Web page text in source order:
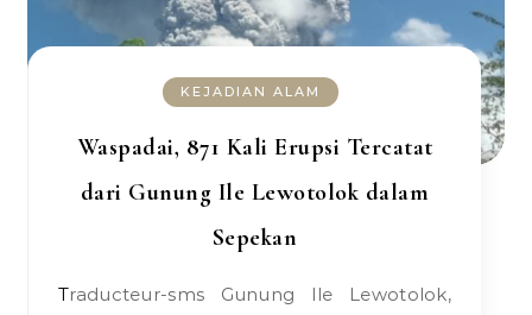
KEJADIAN ALAM
Waspadai, 871 Kali Erupsi Tercatat
dari Gunung Ile Lewotolok dalam
Sepekan
Traducteur-sms Gunung Ile Lewotolok,